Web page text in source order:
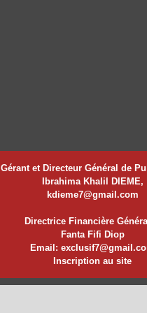
Gérant et Directeur Général de
Ibrahima Khalil DIEME,
kdieme7@gmail.com
Directrice Financière
Fanta Fifi Diop
Email:
Inscription au site